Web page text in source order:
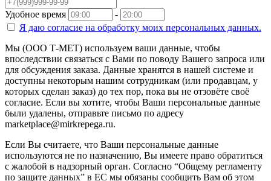
Удобное время
-
Я даю согласие на обработку моих персональных данных.
Мы (ООО Т-МЕТ) используем ваши данные, чтобы
впоследствии связаться с Вами по поводу Вашего запроса или
для обсуждения заказа. Данные хранятся в нашей системе и
доступны некоторым нашим сотрудникам (или продавцам, у
которых сделан заказ) до тех пор, пока вы не отзовёте своё
согласие. Если вы хотите, чтобы Ваши персональные данные
были удалены, отправьте письмо по адресу
marketplace@mirkrepega.ru.
Если Вы считаете, что Ваши персональные данные
используются не по назначению, Вы имеете право обратиться
с жалобой в надзорный орган. Согласно “Общему регламенту
по защите данных” в ЕС мы обязаны сообщить Вам об этом